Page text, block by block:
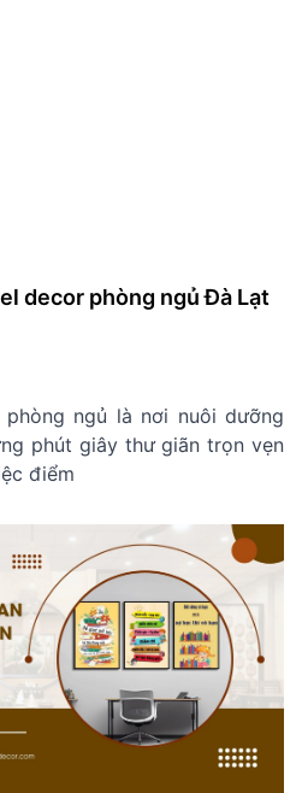
decor phòng ngủ Đà Lạt
ngủ là nơi nuôi dưỡng
phút giây thư giãn trọn vẹn
điểm